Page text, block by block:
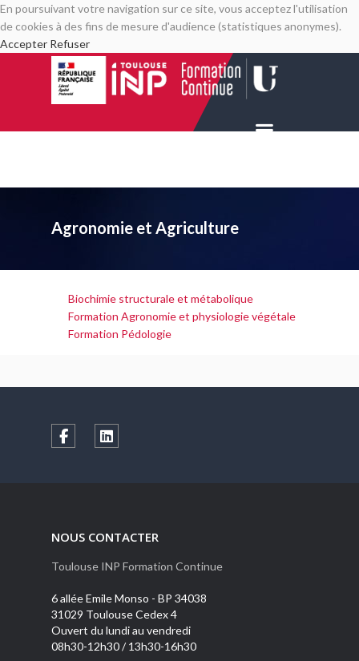
En poursuivant votre navigation sur ce site, vous acceptez l'utilisation
de cookies à des fins de mesure d'audience (statistiques anonymes).
Accepter Refuser
Agronomie et Agriculture
Biochimie structurale et métabolique
Formation Agronomie et physiologie végétale
Formation Pédologie
NOUS CONTACTER
Toulouse INP Formation Continue
6 allée Emile Monso - BP 34038
31029 Toulouse Cedex 4
Ouvert du lundi au vendredi
08h30-12h30 / 13h30-16h30